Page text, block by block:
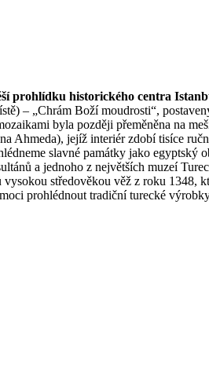
prohlídku historického centra
– „Chrám Boží moudrosti“,
byla později přeměněna na
Ahmeda), jejíž interiér zdobí tisíce
slavné památky jako egyptský
a jednoho z největších muzeí
vysokou středověkou věž z roku 1348,
prohlédnout tradiční turecké